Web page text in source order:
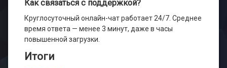
Как связаться с поддержкой?
Круглосуточный онлайн-чат работает 24/7. Среднее
время ответа — менее 3 минут, даже в часы
повышенной загрузки.
Итоги